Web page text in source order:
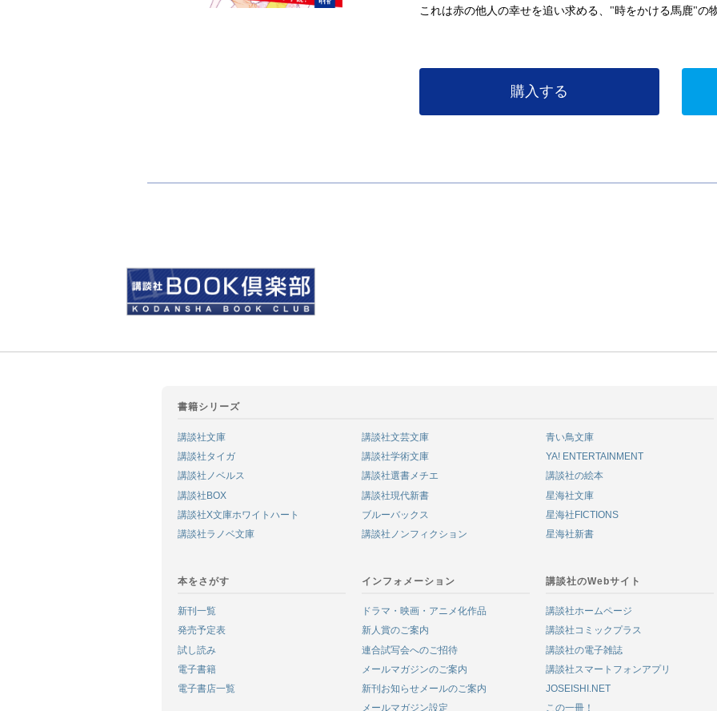
これは赤の他人の幸せを追い求める、"時をかける馬鹿"の物
購入する
書籍シリーズ
講談社文庫
講談社タイガ
講談社ノベルス
講談社BOX
講談社X文庫ホワイトハート
講談社ラノベ文庫
講談社文芸文庫
講談社学術文庫
講談社選書メチエ
講談社現代新書
ブルーバックス
講談社ノンフィクション
青い鳥文庫
YA! ENTERTAINMENT
講談社の絵本
星海社文庫
星海社FICTIONS
星海社新書
本をさがす
新刊一覧
発売予定表
試し読み
電子書籍
電子書店一覧
インフォメーション
ドラマ・映画・アニメ化作品
新人賞のご案内
連合試写会へのご招待
メールマガジンのご案内
新刊お知らせメールのご案内
メールマガジン設定
講談社のWebサイト
講談社ホームページ
講談社コミックプラス
講談社の電子雑誌
講談社スマートフォンアプリ
JOSEISHI.NET
この一冊！